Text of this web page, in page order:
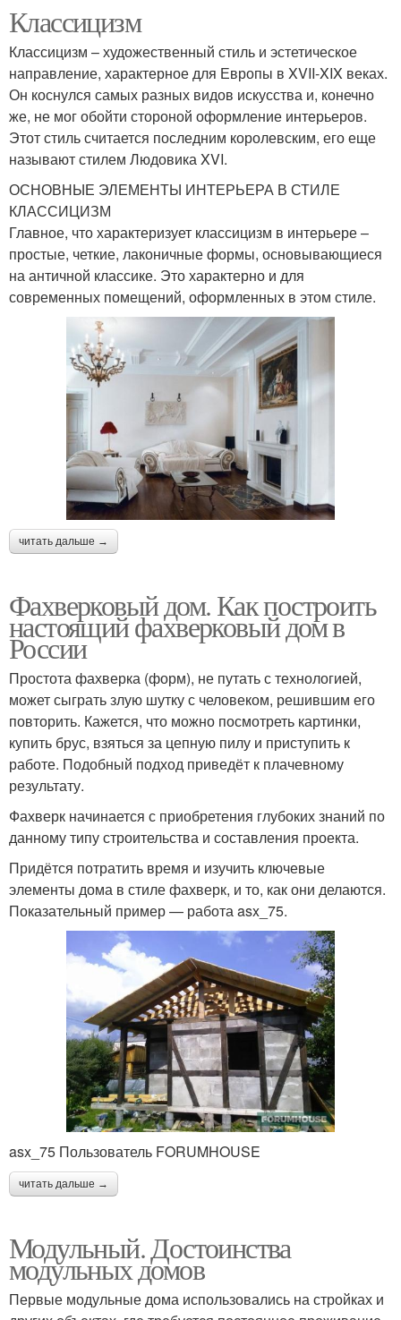
Классицизм
Классицизм – художественный стиль и эстетическое
направление, характерное для Европы в XVII-XIX веках.
Он коснулся самых разных видов искусства и, конечно
же, не мог обойти стороной оформление интерьеров.
Этот стиль считается последним королевским, его еще
называют стилем Людовика XVI.
ОСНОВНЫЕ ЭЛЕМЕНТЫ ИНТЕРЬЕРА В СТИЛЕ
КЛАССИЦИЗМ
Главное, что характеризует классицизм в интерьере –
простые, четкие, лаконичные формы, основывающиеся
на античной классике. Это характерно и для
современных помещений, оформленных в этом стиле.
читать дальше →
Фахверковый дом. Как построить
настоящий фахверковый дом в
России
Простота фахверка (форм), не путать с технологией,
может сыграть злую шутку с человеком, решившим его
повторить. Кажется, что можно посмотреть картинки,
купить брус, взяться за цепную пилу и приступить к
работе. Подобный подход приведёт к плачевному
результату.
Фахверк начинается с приобретения глубоких знаний по
данному типу строительства и составления проекта.
Придётся потратить время и изучить ключевые
элементы дома в стиле фахверк, и то, как они делаются.
Показательный пример — работа asx_75.
asx_75 Пользователь FORUMHOUSE
читать дальше →
Модульный. Достоинства
модульных домов
Первые модульные дома использовались на стройках и